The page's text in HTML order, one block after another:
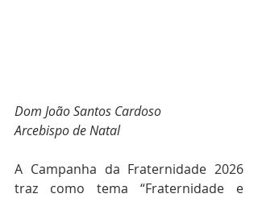
Dom João Santos Cardoso
Arcebispo de Natal
A Campanha da Fraternidade 2026
traz como tema “Fraternidade e